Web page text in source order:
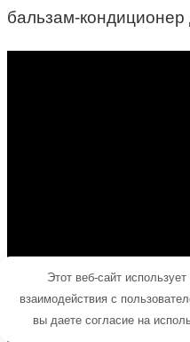
бальзам-
Этот веб-сайт
взаимодействия с
вы даете согласие на